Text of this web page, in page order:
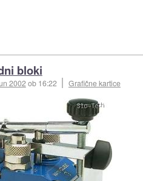
bloki
2002ob 16:22 Grafične kartice